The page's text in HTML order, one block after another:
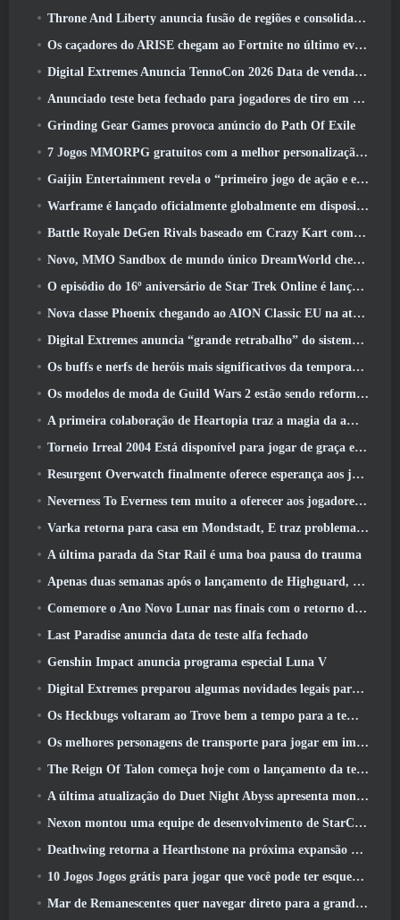
Throne And Liberty anuncia fusão de regiões e consolidação de servidores
Os caçadores do ARISE chegam ao Fortnite no último evento de colaboração
Digital Extremes Anuncia TennoCon 2026 Data de venda de ingressos
Anunciado teste beta fechado para jogadores de tiro em terceira pessoa
Grinding Gear Games provoca anúncio do Path Of Exile
7 Jogos MMORPG gratuitos com a melhor personalização de personagens
Gaijin Entertainment revela o “primeiro jogo de ação e extração espacial” Star Wrath
Warframe é lançado oficialmente globalmente em dispositivos Android
Battle Royale DeGen Rivals baseado em Crazy Kart combina todas as coisas que você provavelmente não sabia que queria combinadas
Novo, MMO Sandbox de mundo único DreamWorld chegando ao Steam com acesso antecipado
O episódio do 16º aniversário de Star Trek Online é lançado como parte da atualização de “corrupção”
Nova classe Phoenix chegando ao AION Classic EU na atualização ‘Ignite’
Digital Extremes anuncia “grande retrabalho” do sistema de progressão de jogadores do Soulframe
Os buffs e nerfs de heróis mais significativos da temporada 6.5
Os modelos de moda de Guild Wars 2 estão sendo reformulados com base no feedback dos jogadores
A primeira colaboração de Heartopia traz a magia da amizade de My Little Pony
Torneio Irreal 2004 Está disponível para jogar de graça e a Epic não processará ninguém por isso
Resurgent Overwatch finalmente oferece esperança aos jogadores
Neverness To Everness tem muito a oferecer aos jogadores, Particularmente divertido
Varka retorna para casa em Mondstadt, E traz problemas com ele na atualização Luna V do Genshin Impact
A última parada da Star Rail é uma boa pausa do trauma
Apenas duas semanas após o lançamento de Highguard, Wildlight Entertainment anuncia demissões
Comemore o Ano Novo Lunar nas finais com o retorno do ‘Modo Bank It’
Last Paradise anuncia data de teste alfa fechado
Genshin Impact anuncia programa especial Luna V
Digital Extremes preparou algumas novidades legais para comemorar o ano novo lunar no Warframe
Os Heckbugs voltaram ao Trove bem a tempo para a temporada do amor
Os melhores personagens de transporte para jogar em impasse
The Reign Of Talon começa hoje com o lançamento da temporada Overwatch 1: Conquista
A última atualização do Duet Night Abyss apresenta montagens
Nexon montou uma equipe de desenvolvimento de StarCraft Shooter de acordo com relatório do canal coreano
Deathwing retorna a Hearthstone na próxima expansão do Cataclismo
10 Jogos Jogos grátis para jogar que você pode ter esquecido que estão participando do PvP Fest do Steam
Mar de Remanescentes quer navegar direto para a grandeza